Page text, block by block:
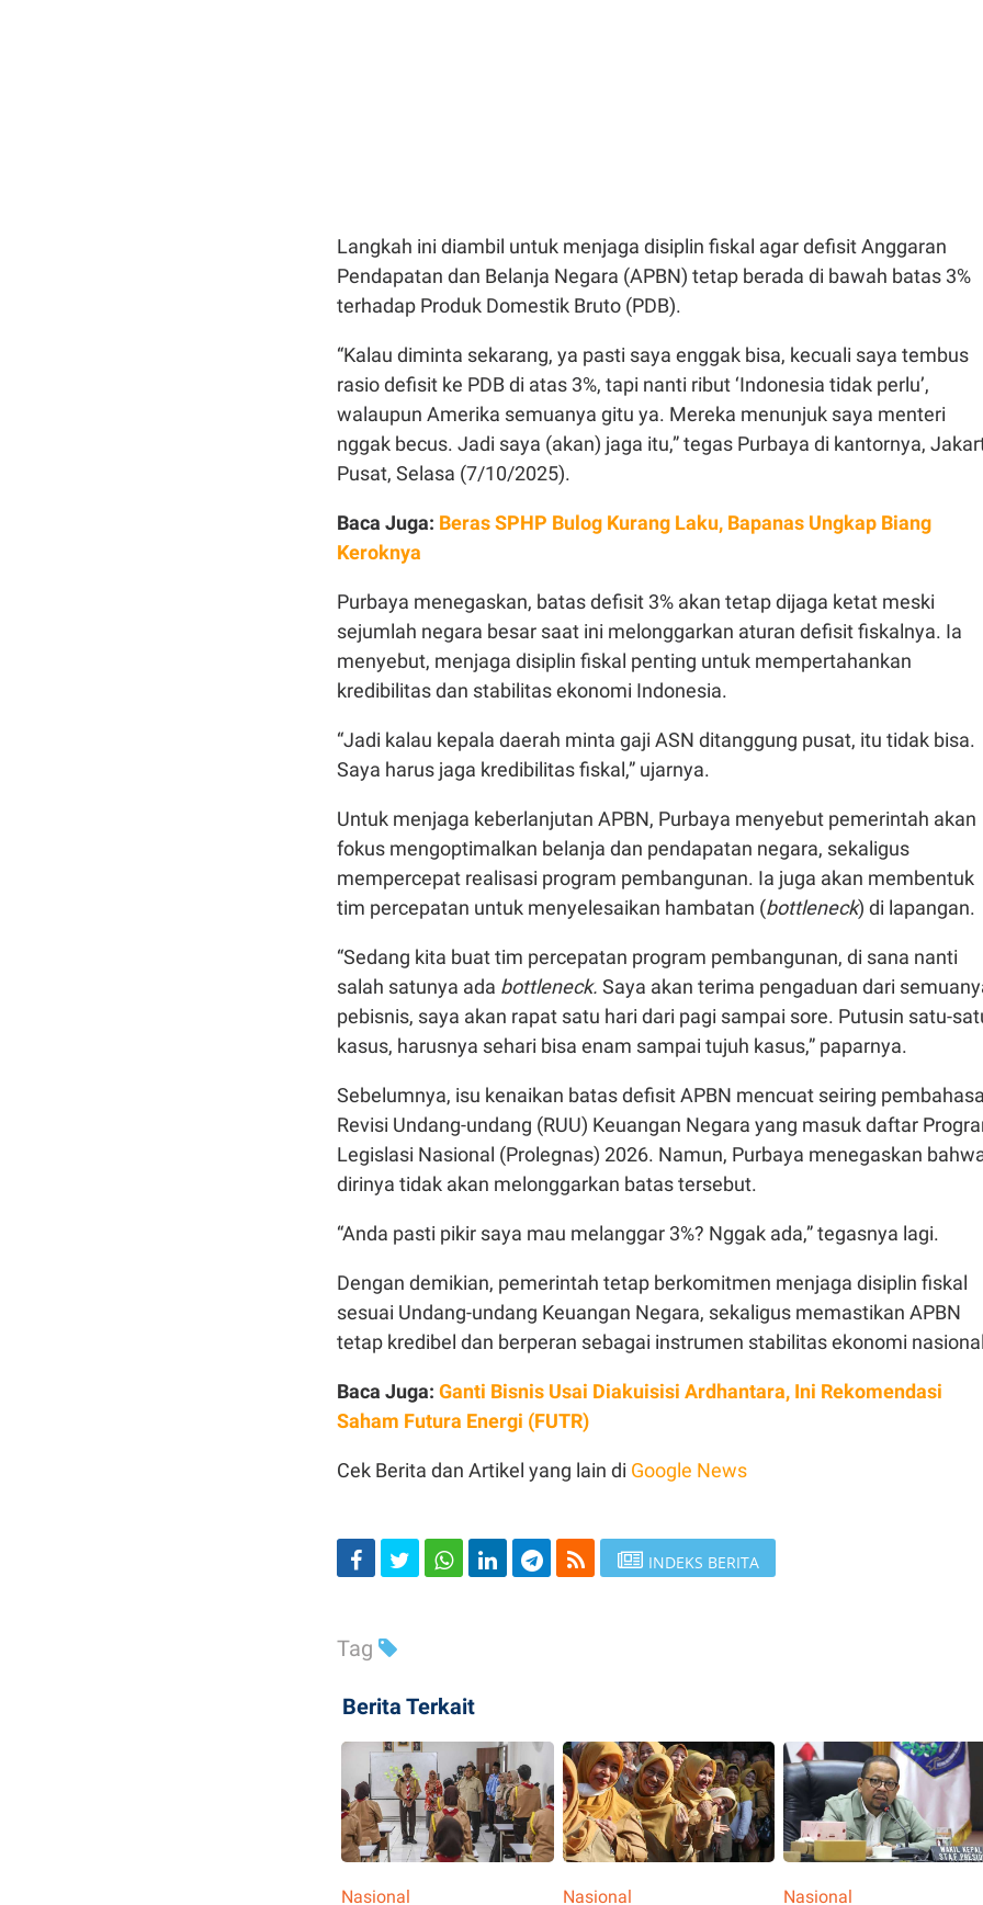
Langkah ini diambil untuk menjaga disiplin fiskal agar defisit Anggaran
Pendapatan dan Belanja Negara (APBN) tetap berada di bawah batas 3%
terhadap Produk Domestik Bruto (PDB).
“Kalau diminta sekarang, ya pasti saya enggak bisa, kecuali saya tembus
rasio defisit ke PDB di atas 3%, tapi nanti ribut ‘Indonesia tidak perlu’,
walaupun Amerika semuanya gitu ya. Mereka menunjuk saya menteri
nggak becus. Jadi saya (akan) jaga itu,” tegas Purbaya di kantornya,
Pusat, Selasa (7/10/2025).
Baca Juga: Beras SPHP Bulog Kurang Laku, Bapanas Ungkap Biang
Keroknya
Purbaya menegaskan, batas defisit 3% akan tetap dijaga ketat meski
sejumlah negara besar saat ini melonggarkan aturan defisit fiskalnya. Ia
menyebut, menjaga disiplin fiskal penting untuk mempertahankan
kredibilitas dan stabilitas ekonomi Indonesia.
“Jadi kalau kepala daerah minta gaji ASN ditanggung pusat, itu tidak bisa.
Saya harus jaga kredibilitas fiskal,” ujarnya.
Untuk menjaga keberlanjutan APBN, Purbaya menyebut pemerintah akan
fokus mengoptimalkan belanja dan pendapatan negara, sekaligus
mempercepat realisasi program pembangunan. Ia juga akan membentuk
tim percepatan untuk menyelesaikan hambatan (bottleneck) di lapangan.
“Sedang kita buat tim percepatan program pembangunan, di sana nanti
salah satunya ada bottleneck. Saya akan terima pengaduan dari
pebisnis, saya akan rapat satu hari dari pagi sampai sore. Putusin satu-
kasus, harusnya sehari bisa enam sampai tujuh kasus,” paparnya.
Sebelumnya, isu kenaikan batas defisit APBN mencuat seiring
Revisi Undang-undang (RUU) Keuangan Negara yang masuk daftar
Legislasi Nasional (Prolegnas) 2026. Namun, Purbaya menegaskan
dirinya tidak akan melonggarkan batas tersebut.
“Anda pasti pikir saya mau melanggar 3%? Nggak ada,” tegasnya lagi.
Dengan demikian, pemerintah tetap berkomitmen menjaga disiplin fiskal
sesuai Undang-undang Keuangan Negara, sekaligus memastikan APBN
tetap kredibel dan berperan sebagai instrumen stabilitas ekonomi
Baca Juga: Ganti Bisnis Usai Diakuisisi Ardhantara, Ini Rekomendasi
Saham Futura Energi (FUTR)
Cek Berita dan Artikel yang lain di Google News
INDEKS BERITA
Tag
Berita Terkait
Nasional Nasional Nasional